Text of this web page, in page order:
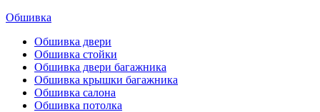
Обшивка
Обшивка двери
Обшивка стойки
Обшивка двери багажника
Обшивка крышки багажника
Обшивка салона
Обшивка потолка